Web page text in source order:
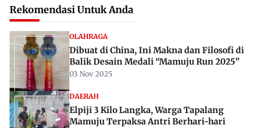
Rekomendasi Untuk Anda
OLAHRAGA
Dibuat di China, Ini Makna dan Filosofi di
Balik Desain Medali “Mamuju Run 2025”
03 Nov 2025
DAERAH
Elpiji 3 Kilo Langka, Warga Tapalang
Mamuju Terpaksa Antri Berhari-hari